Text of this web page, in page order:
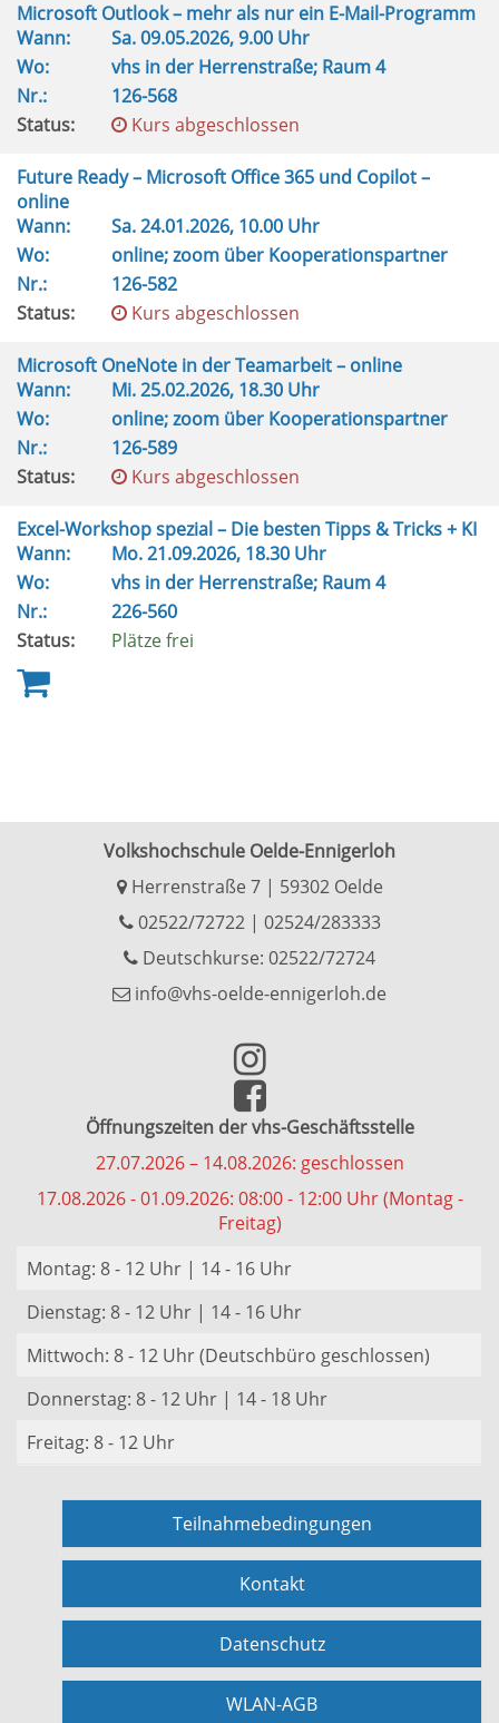
Microsoft Outlook – mehr als nur ein E-Mail-Programm
Wann:
Sa.09.05.2026, 9.00 Uhr
Wo:
vhs in der Herrenstraße; Raum 4
Nr.:
126-568
Status:
Kurs abgeschlossen
Future Ready – Microsoft Office 365 und Copilot –
online
Wann:
Sa.24.01.2026, 10.00 Uhr
Wo:
online; zoom über Kooperationspartner
Nr.:
126-582
Status:
Kurs abgeschlossen
Microsoft OneNote in der Teamarbeit – online
Wann:
Mi.25.02.2026, 18.30 Uhr
Wo:
online; zoom über Kooperationspartner
Nr.:
126-589
Status:
Kurs abgeschlossen
Excel-Workshop spezial – Die besten Tipps & Tricks + KI
Wann:
Mo.21.09.2026, 18.30 Uhr
Wo:
vhs in der Herrenstraße; Raum 4
Nr.:
226-560
Status:
Plätze frei
Volkshochschule Oelde-Ennigerloh
Herrenstraße 7 | 59302 Oelde
02522/72722| 02524/283333
Deutschkurse: 02522/72724
info@vhs-oelde-ennigerloh.de
Öffnungszeiten der vhs-Geschäftsstelle
27.07.2026 – 14.08.2026: geschlossen
17.08.2026 - 01.09.2026: 08:00 - 12:00 Uhr (Montag -
Freitag)
Montag: 8 - 12 Uhr | 14 - 16 Uhr
Dienstag: 8 - 12 Uhr | 14 - 16 Uhr
Mittwoch: 8 - 12 Uhr (Deutschbüro geschlossen)
Donnerstag: 8 - 12 Uhr | 14 - 18 Uhr
Freitag: 8 - 12 Uhr
Teilnahmebedingungen
Kontakt
Datenschutz
WLAN-AGB